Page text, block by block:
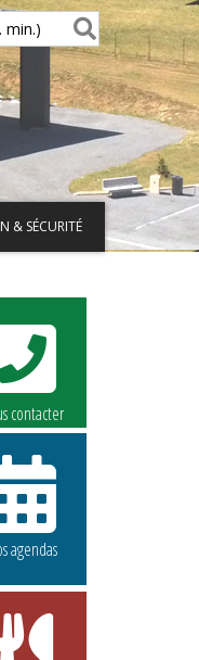
min.)
& SÉCURITÉ
contacter
agendas